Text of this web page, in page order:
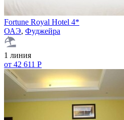
Fortune Royal Hotel 4*
ОАЭ, Фуджейра
1 линия
от 42 611 Р